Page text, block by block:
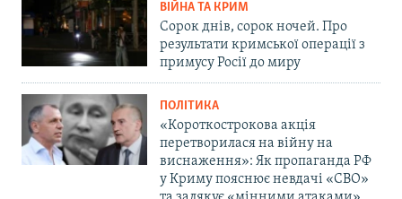
ВІЙНА ТА КРИМ
Сорок днів, сорок ночей. Про
результати кримської операції з
примусу Росії до миру
ПОЛІТИКА
«Короткострокова акція
перетворилася на війну на
виснаження»: Як пропаганда РФ
у Криму пояснює невдачі «СВО»